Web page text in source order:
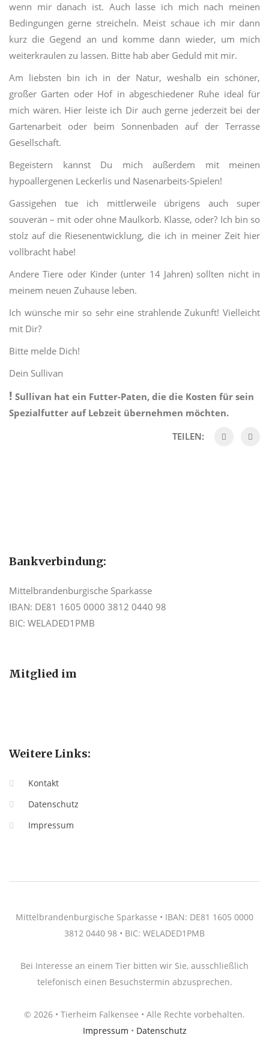
wenn mir danach ist. Auch lasse ich mich nach meinen
Bedingungen gerne streicheln. Meist schaue ich mir dann
kurz die Gegend an und komme dann wieder, um mich
weiterkraulen zu lassen. Bitte hab aber Geduld mit mir.
Am liebsten bin ich in der Natur, weshalb ein schöner,
großer Garten oder Hof in abgeschiedener Ruhe ideal für
mich wären. Hier leiste ich Dir auch gerne jederzeit bei der
Gartenarbeit oder beim Sonnenbaden auf der Terrasse
Gesellschaft.
Begeistern kannst Du mich außerdem mit meinen
hypoallergenen Leckerlis und Nasenarbeits-Spielen!
Gassigehen tue ich mittlerweile übrigens auch super
souverän – mit oder ohne Maulkorb. Klasse, oder? Ich bin so
stolz auf die Riesenentwicklung, die ich in meiner Zeit hier
vollbracht habe!
Andere Tiere oder Kinder (unter 14 Jahren) sollten nicht in
meinem neuen Zuhause leben.
Ich wünsche mir so sehr eine strahlende Zukunft! Vielleicht
mit Dir?
Bitte melde Dich!
Dein Sullivan
! Sullivan hat ein Futter-Paten, die die Kosten für sein
Spezialfutter auf Lebzeit übernehmen möchten.
TEILEN:
Bankverbindung:
Mittelbrandenburgische Sparkasse
IBAN: DE81 1605 0000 3812 0440 98
BIC: WELADED1PMB
Mitglied im
Weitere Links:
Kontakt
Datenschutz
Impressum
Mittelbrandenburgische Sparkasse • IBAN: DE81 1605 0000
3812 0440 98 • BIC: WELADED1PMB
Bei Interesse an einem Tier bitten wir Sie, ausschließlich
telefonisch einen Besuchstermin abzusprechen.
© 2026 • Tierheim Falkensee • Alle Rechte vorbehalten.
Impressum • Datenschutz